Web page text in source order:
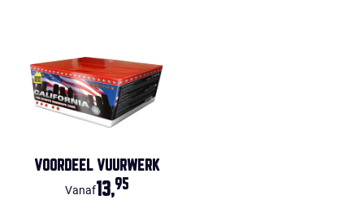
VOORDEEL VUURWERK
Vanaf13,95